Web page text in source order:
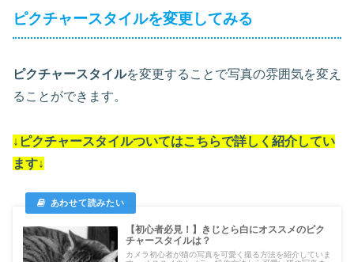
ピクチャースタイルを変更してみる
ピクチャースタイルを変更することで写真の雰囲気を変え
ることができます。
↓ ピクチャースタイルついてはこちらで詳しく紹介してい
ます↓
【初心者必見！】きじとら白にオススメのピク
チャースタイルは？
カメラ初心者が猫の写真を可愛く撮る方法を紹介していま